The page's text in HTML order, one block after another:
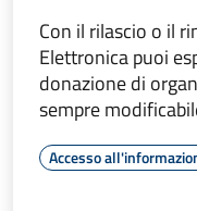
Con il rilascio o il
Elettronica puoi
donazione di
sempre
Accesso